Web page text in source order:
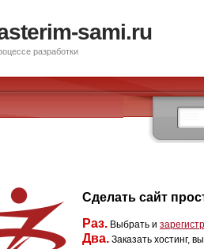
sami.ru
разработки
Сделать сайт
Раз. Выбрать и
Два. Заказать хостинг,